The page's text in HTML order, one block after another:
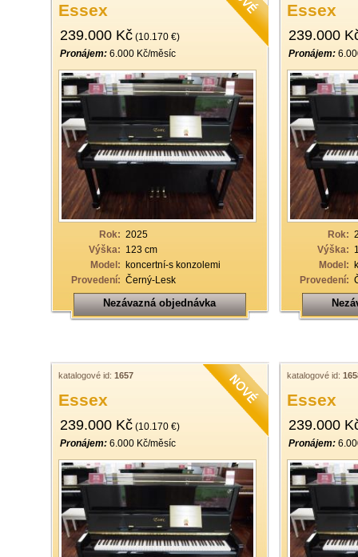
Essex
239.000 Kč (10.170 €)
Pronájem: 6.000 Kč/měsíc
Rok: 2025
Výška: 123 cm
Model: koncertní-s konzolemi
Provedení: Černý-Lesk
Nezávazná objednávka
Essex
239.000
Pronájem:
Rok:
Výška:
Model:
Provedení:
katalogové id: 1657
Essex
239.000 Kč (10.170 €)
Pronájem: 6.000 Kč/měsíc
katalogové id:
Essex
239.000
Pronájem: